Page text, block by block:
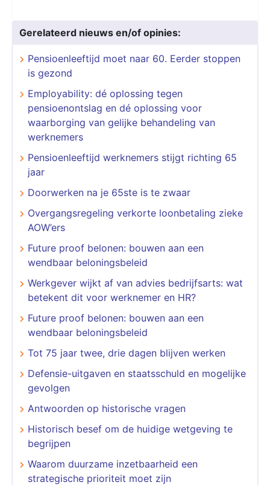
Gerelateerd nieuws en/of opinies:
Pensioenleeftijd moet naar 60. Eerder stoppen
is gezond
Employability: dé oplossing tegen
pensioenontslag en dé oplossing voor
waarborging van gelijke behandeling van
werknemers
Pensioenleeftijd werknemers stijgt richting 65
jaar
Doorwerken na je 65ste is te zwaar
Overgangsregeling verkorte loonbetaling zieke
AOW’ers
Future proof belonen: bouwen aan een
wendbaar beloningsbeleid
Werkgever wijkt af van advies bedrijfsarts: wat
betekent dit voor werknemer en HR?
Future proof belonen: bouwen aan een
wendbaar beloningsbeleid
​​​​​​​Tot 75 jaar twee, drie dagen blijven werken
Defensie-uitgaven en staatsschuld en mogelijke
gevolgen
Antwoorden op historische vragen
Historisch besef om de huidige wetgeving te
begrijpen
​​​​​​​Waarom duurzame inzetbaarheid een
strategische prioriteit moet zijn